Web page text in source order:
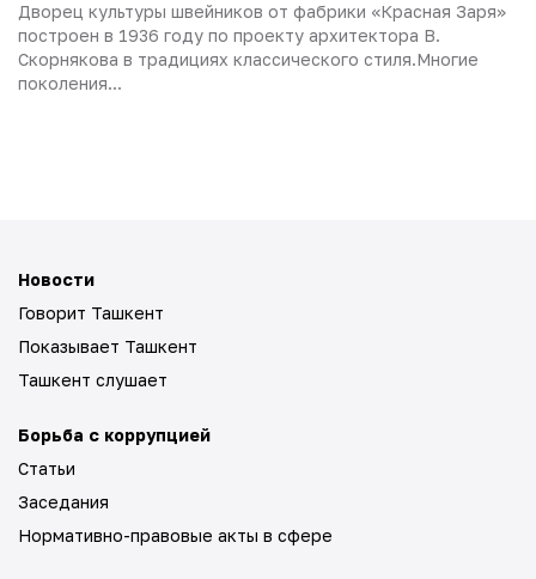
Дворец культуры швейников от фабрики «Красная Заря»
построен в 1936 году по проекту архитектора В.
Скорнякова в традициях классического стиля.Многие
поколения...
Новости
Говорит Ташкент
Показывает Ташкент
Ташкент слушает
Борьба с коррупцией
Статьи
Заседания
Нормативно-правовые акты в сфере